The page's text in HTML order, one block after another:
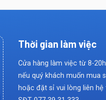
Thời gian làm việc
Cửa hàng làm việc từ 8-
nếu quý khách muốn mua
hoặc đặt sỉ vui lòng liên